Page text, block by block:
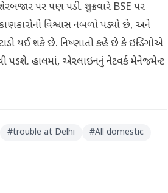
પર પણ પડી. શુક્રવારે BSE પર
વિશ્વાસ નબળો પડ્યો છે, અને
થઈ શકે છે. નિષ્ણાતો કહે છે કે ઇન્ડિગોએ
પડશે. હાલમાં, એરલાઇનનું નેટવર્ક મેનેજમેન્ટ
#trouble at Delhi #All domestic